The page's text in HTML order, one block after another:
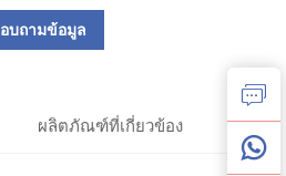
บถามข้อมูล
ผลิตภัณฑ์ที่เกี่ยวข้อง